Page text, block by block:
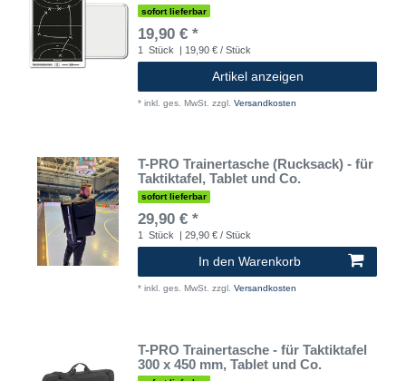
sofort lieferbar
19,90 € *
1 Stück | 19,90 € / Stück
Artikel anzeigen
* inkl. ges. MwSt. zzgl. Versandkosten
T-PRO Trainertasche (Rucksack) - für
Taktiktafel, Tablet und Co.
sofort lieferbar
29,90 € *
1 Stück | 29,90 € / Stück
In den Warenkorb
* inkl. ges. MwSt. zzgl. Versandkosten
T-PRO Trainertasche - für Taktiktafel
300 x 450 mm, Tablet und Co.